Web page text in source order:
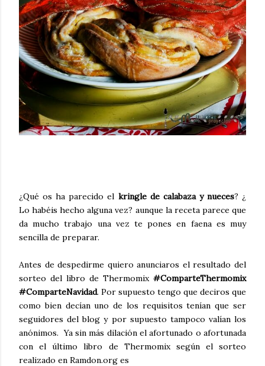
¿Qué os ha parecido el kringle de calabaza y nueces? ¿
Lo habéis hecho alguna vez? aunque la receta parece que
da mucho trabajo una vez te pones en faena es muy
sencilla de preparar.
Antes de despedirme quiero anunciaros el resultado del
sorteo del libro de Thermomix #ComparteThermomix
#ComparteNavidad. Por supuesto tengo que deciros que
como bien decían uno de los requisitos tenían que ser
seguidores del blog y por supuesto tampoco valían los
anónimos. Ya sin más dilación el afortunado o afortunada
con el último libro de Thermomix según el sorteo
realizado en Ramdon.org es